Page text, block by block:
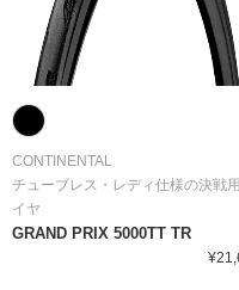
CONTINENTAL
チューブレス・レディ仕様の決戦
イヤ
GRAND PRIX 5000TT TR